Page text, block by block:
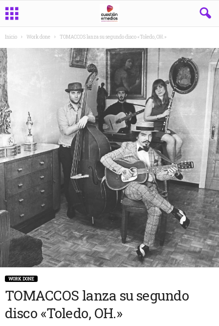
Inicio Work done TOMACCOS lanza su segundo disco «Toledo, OH.»
WORK DONE
TOMACCOS lanza su segundo
disco «Toledo, OH.»